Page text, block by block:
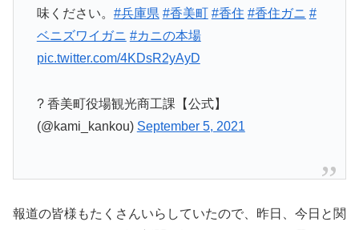
味ください。 #兵庫県 #香美町 #香住 #香住ガニ #
ベニズワイガニ #カニの本場
pic.twitter.com/4KDsR2yAyD
? 香美町役場観光商工課【公式】
(@kami_kankou) September 5, 2021
報道の皆様もたくさんいらしていたので、昨日、今日と関